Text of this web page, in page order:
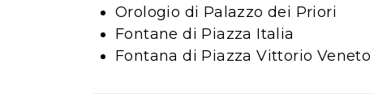
Orologio di Palazzo dei Priori
Fontane di Piazza Italia
Fontana di Piazza Vittorio Veneto